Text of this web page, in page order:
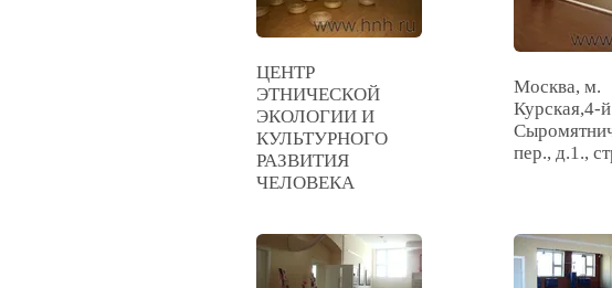
ЦЕНТР
ЭТНИЧЕСКОЙ
ЭКОЛОГИИ И
КУЛЬТУРНОГО
РАЗВИТИЯ
ЧЕЛОВЕКА
Москва, м.
Курская,4-й
пер., д.1.,